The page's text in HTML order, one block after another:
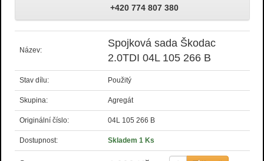
+420 774 807 380
Název:
Spojková sada Škodac
2.0TDI 04L 105 266 B
Stav dílu: Použitý
Skupina: Agregát
Originální číslo: 04L 105 266 B
Dostupnost: Skladem 1 Ks